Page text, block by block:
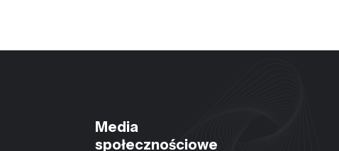
Media
społecznościowe